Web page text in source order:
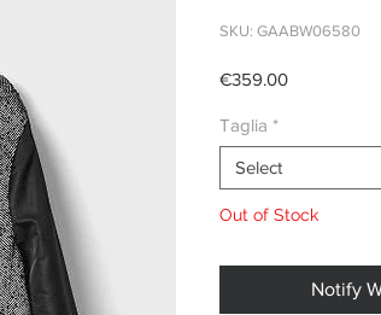
SKU: GAABW06580
€359.00Price
Taglia *
Select
Out of Stock
Notify